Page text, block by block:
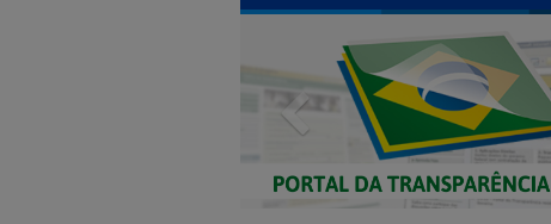
Previous
QUADRO DE AVISOS